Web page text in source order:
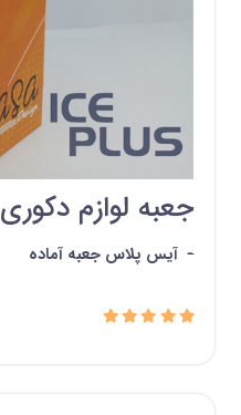
جعبه لوازم دکوری
- آیس پلاس جعبه آماده